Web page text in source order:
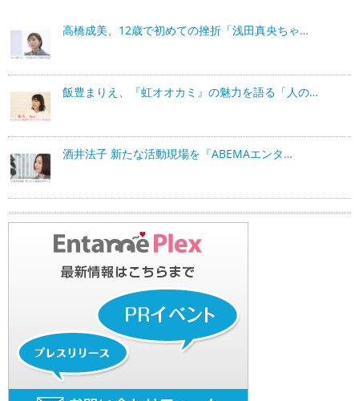
高橋成美、12歳で初めての挫折「浅田真央ちゃ…
飯豊まりえ、『虹オオカミ』の魅力を語る「人の…
酒井法子 新たな活動現場を『ABEMAエンタ…